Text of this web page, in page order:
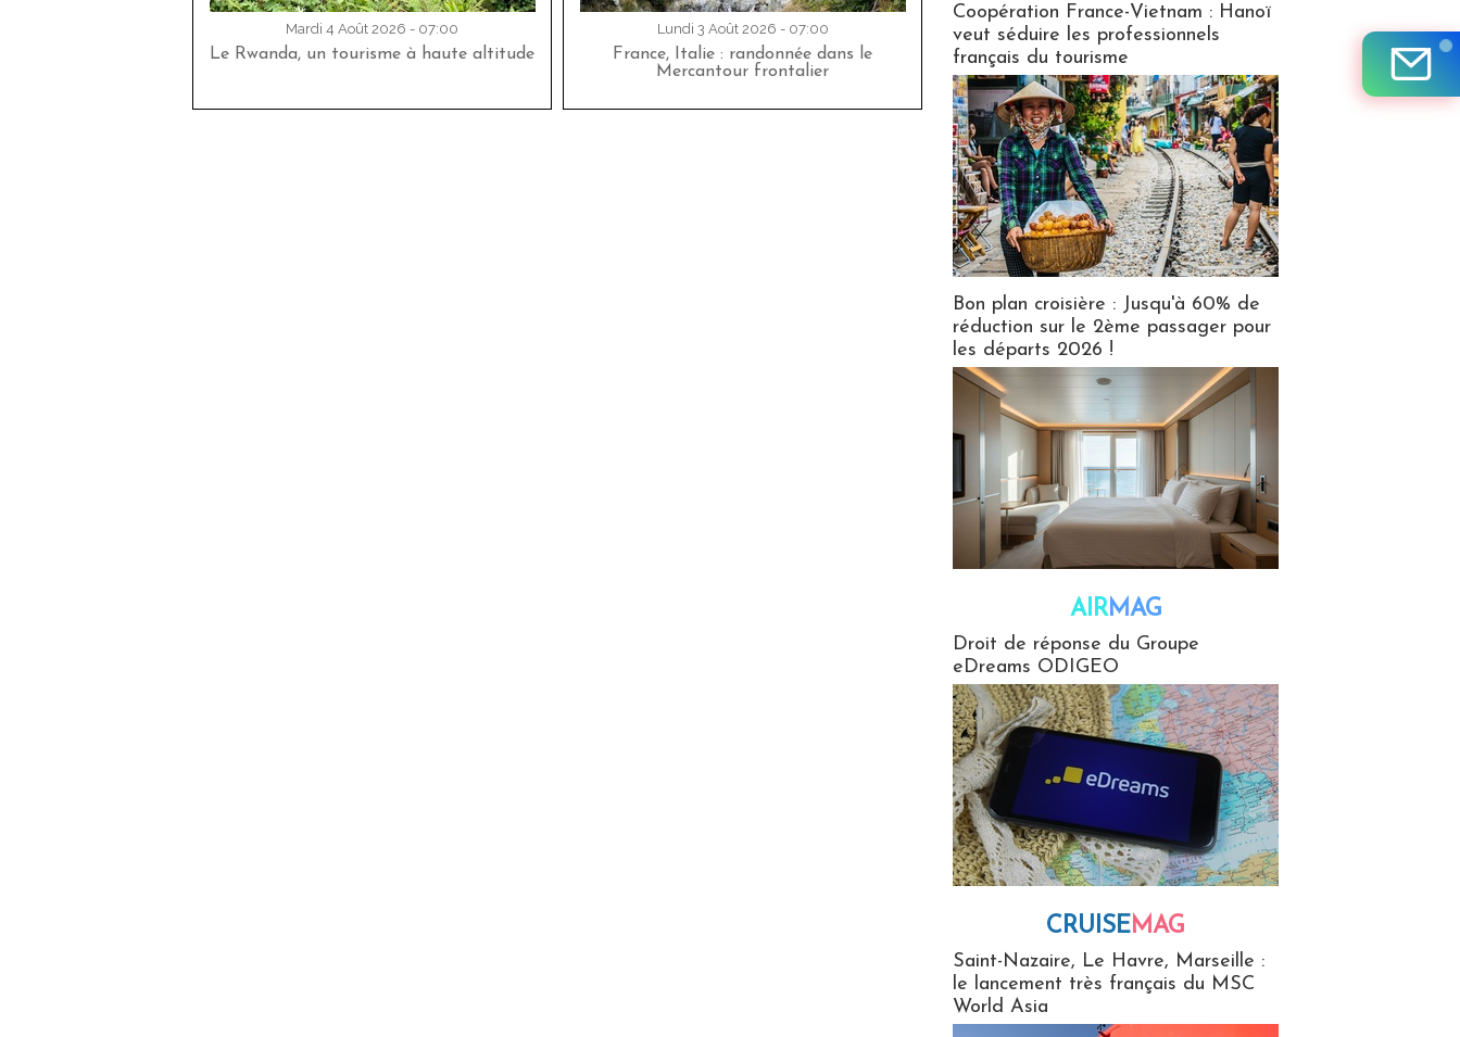
Mardi 4 Août 2026 - 07:00
Le Rwanda, un tourisme à haute altitude
Lundi 3 Août 2026 - 07:00
France, Italie : randonnée dans le
Mercantour frontalier
Coopération France-Vietnam : Hanoï
veut séduire les professionnels
français du tourisme
Bon plan croisière : Jusqu'à 60% de
réduction sur le 2ème passager pour
les départs 2026 !
AIRMAG
Droit de réponse du Groupe
eDreams ODIGEO
CRUISEMAG
Saint-Nazaire, Le Havre, Marseille :
le lancement très français du MSC
World Asia